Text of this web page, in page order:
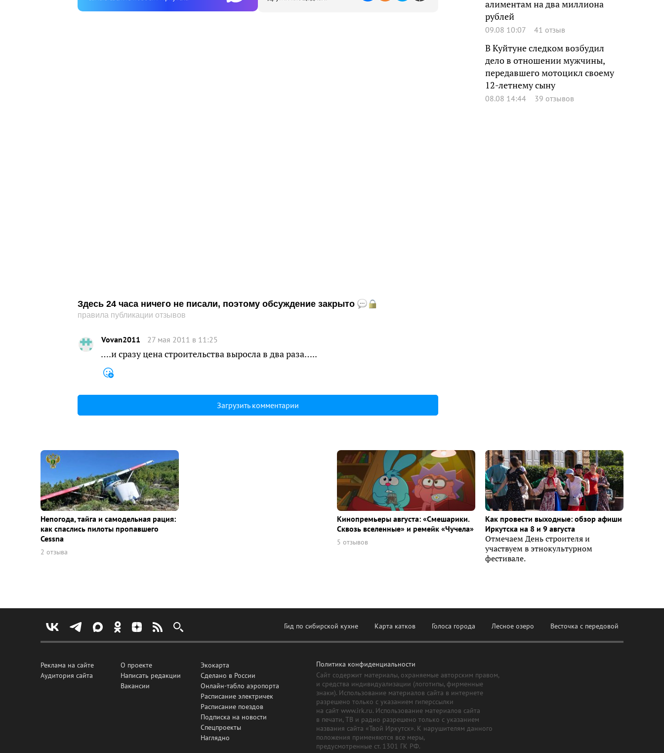
Здесь 24 часа ничего не писали, поэтому обсуждение закрыто
правила публикации отзывов
Vovan2011 27 мая 2011 в 11:25
….и сразу цена строительства выросла в два раза…..
Загрузить комментарии
алиментам на два миллиона
рублей
09.08 10:07 41 отзыв
В Куйтуне следком возбудил
дело в отношении мужчины,
передавшего мотоцикл своему
12-летнему сыну
08.08 14:44 39 отзывов
Непогода, тайга и самодельная рация:
как спаслись пилоты пропавшего
Cessna
2 отзыва
Кинопремьеры августа: «Смешарики.
Сквозь вселенные» и ремейк «Чучела»
5 отзывов
Как провести выходные: обзор афиши
Иркутска на 8 и 9 августа
Отмечаем День строителя и
участвуем в этнокультурном
фестивале.
Гид по сибирской кухне Карта катков Голоса города Лесное озеро Весточка с передовой
Реклама на сайте
Аудитория сайта
О проекте
Написать редакции
Вакансии
Экокарта
Сделано в России
Онлайн-табло аэропорта
Расписание электричек
Расписание поездов
Подписка на новости
Спецпроекты
Наглядно
Политика конфиденциальности
Сайт содержит материалы, охраняемые авторским правом,
и средства индивидуализации (логотипы, фирменные
знаки). Использование материалов сайта в интернете
разрешено только с указанием гиперссылки
на сайт www.irk.ru. Использование материалов сайта
в печати, ТВ и радио разрешено только с указанием
названия сайта «Твой Иркутск». К нарушителям данного
положения применяются все меры,
предусмотренные ст. 1301 ГК РФ.